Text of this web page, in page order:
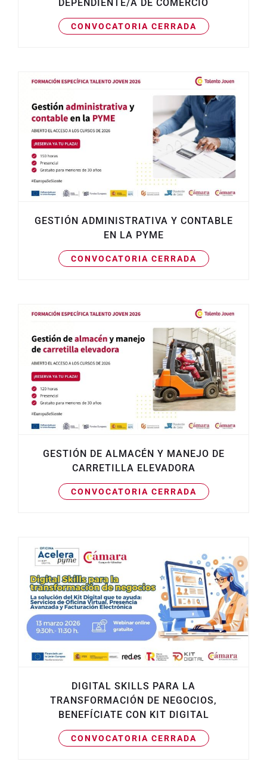
DEPENDIENTE/A DE COMERCIO
CONVOCATORIA CERRADA
GESTIÓN ADMINISTRATIVA Y CONTABLE
EN LA PYME
CONVOCATORIA CERRADA
GESTIÓN DE ALMACÉN Y MANEJO DE
CARRETILLA ELEVADORA
CONVOCATORIA CERRADA
DIGITAL SKILLS PARA LA
TRANSFORMACIÓN DE NEGOCIOS,
BENEFÍCIATE CON KIT DIGITAL
CONVOCATORIA CERRADA